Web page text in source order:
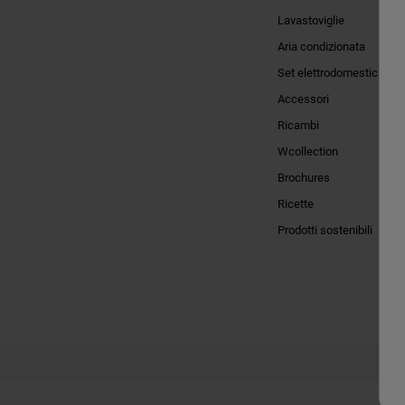
Lavastoviglie
Aria condizionata
Set elettrodomestici
Accessori
Ricambi
Wcollection
Brochures
Ricette
Prodotti sostenibili